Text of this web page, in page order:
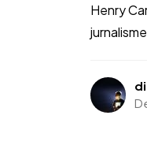
Henry